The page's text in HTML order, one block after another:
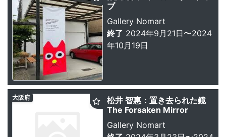
ブ
Gallery Nomart
終了 2024年9月21日〜2024
年10月19日
松井 智惠：置き去られた鏡
The Forsaken Mirror
Gallery Nomart
大阪府